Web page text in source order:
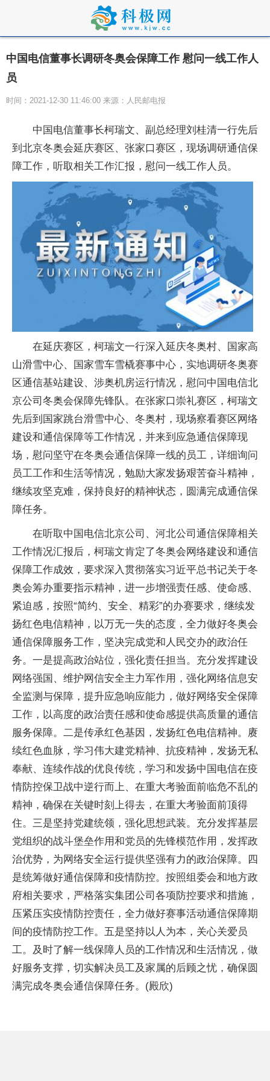
中国电信董事长调研冬奥会保障工作 慰问一线工作人
员
时间：2021-12-30 11:46:00 来源：人民邮电报
中国电信董事长柯瑞文、副总经理刘桂清一行先后
到北京冬奥会延庆赛区、张家口赛区，现场调研通信保
障工作，听取相关工作汇报，慰问一线工作人员。
在延庆赛区，柯瑞文一行深入延庆冬奥村、国家高
山滑雪中心、国家雪车雪橇赛事中心，实地调研冬奥赛
区通信基站建设、涉奥机房运行情况，慰问中国电信北
京公司冬奥会保障先锋队。在张家口崇礼赛区，柯瑞文
先后到国家跳台滑雪中心、冬奥村，现场察看赛区网络
建设和通信保障等工作情况，并来到应急通信保障现
场，慰问坚守在冬奥会通信保障一线的员工，详细询问
员工工作和生活等情况，勉励大家发扬艰苦奋斗精神，
继续攻坚克难，保持良好的精神状态，圆满完成通信保
障任务。
在听取中国电信北京公司、河北公司通信保障相关
工作情况汇报后，柯瑞文肯定了冬奥会网络建设和通信
保障工作成效，要求深入贯彻落实习近平总书记关于冬
奥会筹办重要指示精神，进一步增强责任感、使命感、
紧迫感，按照“简约、安全、精彩”的办赛要求，继续发
扬红色电信精神，以万无一失的态度，全力做好冬奥会
通信保障服务工作，坚决完成党和人民交办的政治任
务。一是提高政治站位，强化责任担当。充分发挥建设
网络强国、维护网信安全主力军作用，强化网络信息安
全监测与保障，提升应急响应能力，做好网络安全保障
工作，以高度的政治责任感和使命感提供高质量的通信
服务保障。二是传承红色基因，发扬红色电信精神。赓
续红色血脉，学习伟大建党精神、抗疫精神，发扬无私
奉献、连续作战的优良传统，学习和发扬中国电信在疫
情防控保卫战中逆行而上、在重大考验面前临危不乱的
精神，确保在关键时刻上得去，在重大考验面前顶得
住。三是坚持党建统领，强化思想武装。充分发挥基层
党组织的战斗堡垒作用和党员的先锋模范作用，发挥政
治优势，为网络安全运行提供坚强有力的政治保障。四
是统筹做好通信保障和疫情防控。按照组委会和地方政
府相关要求，严格落实集团公司各项防控要求和措施，
压紧压实疫情防控责任，全力做好赛事活动通信保障期
间的疫情防控工作。五是坚持以人为本，关心关爱员
工。及时了解一线保障人员的工作情况和生活情况，做
好服务支撑，切实解决员工及家属的后顾之忧，确保圆
满完成冬奥会通信保障任务。(殿欣)